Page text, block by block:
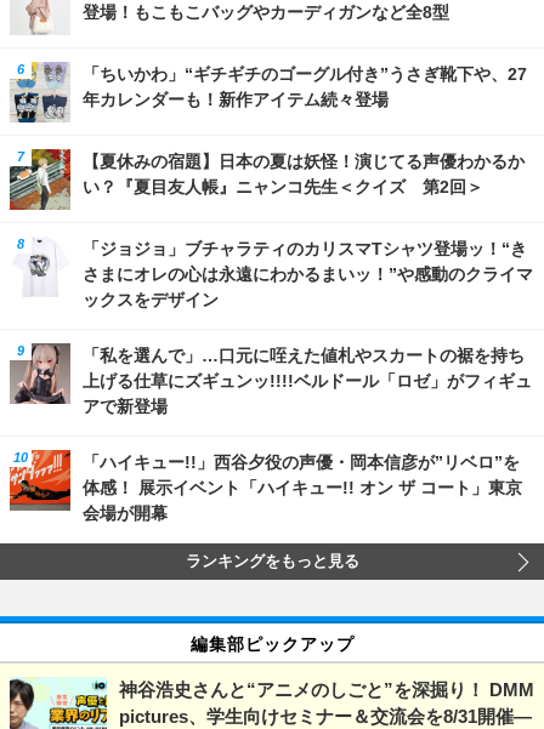
登場！もこもこバッグやカーディガンなど全8型
「ちいかわ」“ギチギチのゴーグル付き”うさぎ靴下や、27
年カレンダーも！新作アイテム続々登場
【夏休みの宿題】日本の夏は妖怪！演じてる声優わかるか
い？『夏目友人帳』ニャンコ先生＜クイズ 第2回＞
「ジョジョ」ブチャラティのカリスマTシャツ登場ッ！“き
さまにオレの心は永遠にわかるまいッ！”や感動のクライマ
ックスをデザイン
「私を選んで」…口元に咥えた値札やスカートの裾を持ち
上げる仕草にズギュンッ!!!!ベルドール「ロゼ」がフィギュ
アで新登場
「ハイキュー!!」西谷夕役の声優・岡本信彦が”リベロ”を
体感！ 展示イベント「ハイキュー!! オン ザ コート」東京
会場が開幕
ランキングをもっと見る
編集部ピックアップ
神谷浩史さんと“アニメのしごと”を深掘り！ DMM
pictures、学生向けセミナー＆交流会を8/31開催―